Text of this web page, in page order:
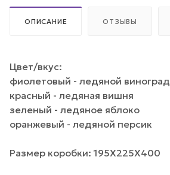
ОПИСАНИЕ ОТЗЫВЫ
Цвет/вкус:
фиолетовый - ледяной виноград
красный - ледяная вишня
зеленый - ледяное яблоко
оранжевый - ледяной персик
Размер коробки: 195Х225Х400